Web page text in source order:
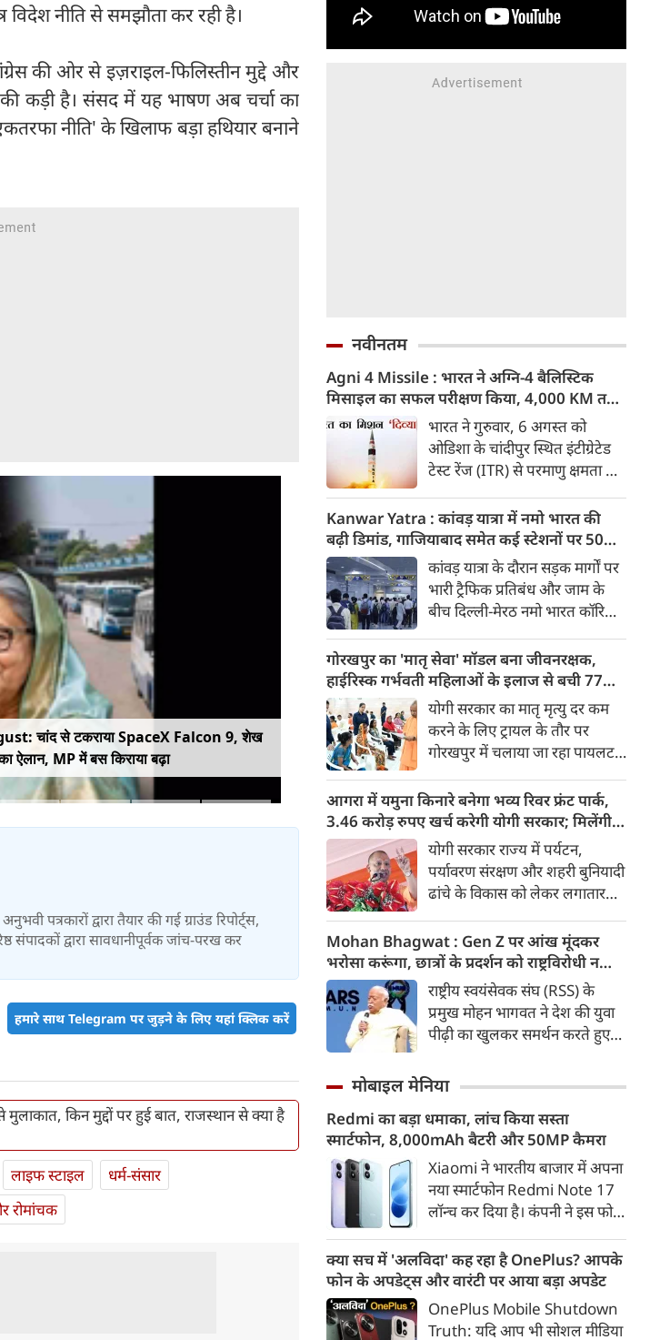
विदेश नीति से समझौता कर रही है।
की ओर से इज़राइल-फिलिस्तीन मुद्दे और
कड़ी है। संसद में यह भाषण अब चर्चा का
नीति' के खिलाफ बड़ा हथियार बनाने
चांद से टकराया SpaceX Falcon 9, शेख
ऐलान, MP में बस किराया बढ़ा
पत्रकारों द्वारा तैयार की गई ग्राउंड रिपोर्ट्स,
संपादकों द्वारा सावधानीपूर्वक जांच-परख कर
हमारे साथ Telegram पर जुड़ने के लिए यहां क्लिक करें
किन मुद्दों पर हुई बात, राजस्‍थान से क्‍या है
लाइफ स्‍टाइल
धर्म-संसार
रोमांचक
नवीनतम
Agni 4 Missile : भारत ने अग्नि-4 बैलिस्टिक
मिसाइल का सफल परीक्षण किया, 4,000 KM तक
मारक क्षमता
भारत ने गुरुवार, 6 अगस्त को
ओडिशा के चांदीपुर स्थित इंटीग्रेटेड
टेस्ट रेंज (ITR) से परमाणु क्षमता से
मिसाइल अग्नि-4 का सफल परीक्षण
किया। रक्षा मंत्रालय के मुताबिक, यह
परीक्षण स्ट्रैटेजिक फोर्सेज कमांड
(SFC) और रक्षा अनुसंधान एवं
विकास संगठन (DRDO) की ओर से
किया गया।
Kanwar Yatra : कांवड़ यात्रा में नमो भारत की
बढ़ी डिमांड, गाजियाबाद समेत कई स्टेशनों पर 50%
तक बढ़ी यात्रियों की संख्याकांवड़ यात्रा के दौरान सड़क मार्गों पर
भारी ट्रैफिक प्रतिबंध और जाम के
बीच दिल्ली-मेरठ नमो भारत कॉरिडोर
परिवहन विकल्प बनकर उभरा है।
तेज़, समयबद्ध और आरामदायक
सफर के चलते कॉरिडोर के कई
स्टेशनों पर यात्रियों की संख्या में 40
से 50 प्रतिशत तक बढ़ गई है।
गोरखपुर का 'मातृ सेवा' मॉडल बना जीवनरक्षक,
हाईरिस्क गर्भवती महिलाओं के इलाज से बची 77
जिंदगियां
योगी सरकार का मातृ मृत्यु दर कम
करने के लिए ट्रायल के तौर पर
गोरखपुर में चलाया जा रहा पायलट
बनकर उभरा है। मुख्यमंत्री योगी
आदित्यनाथ के निर्देश पर पायलट
प्रोजेक्ट ‘मातृ सेवा’ का लक्ष्य हाई
रिस्क गर्भवती केसों को तुरंत बड़े
अस्पतालों में रेफर कर बचाना है।
आगरा में यमुना किनारे बनेगा भव्य रिवर फ्रंट पार्क,
3.46 करोड़ रुपए खर्च करेगी योगी सरकार; मिलेंगी ये
खास सुविधाएं
योगी सरकार राज्य में पर्यटन,
पर्यावरण संरक्षण और शहरी बुनियादी
ढांचे के विकास को लेकर लगातार
कड़ी में अब ताजनगरी में यमुना नदी
के किनारों को खूबसूरत, प्रदूषण मुक्त
और उपयोगी बनाने की बड़ी तैयारी
शुरू हो गई है। आगरा के झलकारी
बाई चौराहे से लेकर वेदांत मंदिर के
पास यमुना किनारे (यमुना बैंक साइड)
किया जा रहा है।
Mohan Bhagwat : Gen Z पर आंख मूंदकर
भरोसा करूंगा, छात्रों के प्रदर्शन को राष्ट्रविरोधी न
बताएं, RSS प्रमुख मोहन भागवत का बड़ा बयान, चीन
और पाकिस्तान को लेकर क्या कहा
राष्ट्रीय स्वयंसेवक संघ (RSS) के
प्रमुख मोहन भागवत ने देश की युवा
पीढ़ी का खुलकर समर्थन करते हुए
मूंदकर भरोसा करेंगे। उन्होंने कहा कि
छात्रों को राष्ट्रविरोधी नहीं कहा जाना
चाहिए। युवाओं की बात को दबाने के
बजाय उनके साथ संवाद के जरिए
उनकी चिंताओं को समझने की
जरूरत है।
मोबाइल मेनिया
Redmi का बड़ा धमाका, लांच किया सस्ता
स्मार्टफोन, 8,000mAh बैटरी और 50MP कैमरा
Xiaomi ने भारतीय बाजार में अपना
नया स्मार्टफोन Redmi Note 17
लॉन्च कर दिया है। कंपनी ने इस फोन
डिस्प्ले, 8,000mAh की बड़ी बैटरी
और Qualcomm Snapdragon
चिपसेट के साथ पेश किया है। फोन में
50MP का मेन कैमरा दिया गया है।
क्या सच में 'अलविदा' कह रहा है OnePlus? आपके
फोन के अपडेट्स और वारंटी पर आया बड़ा अपडेट
OnePlus Mobile Shutdown
Truth: यदि आप भी सोशल मीडिया